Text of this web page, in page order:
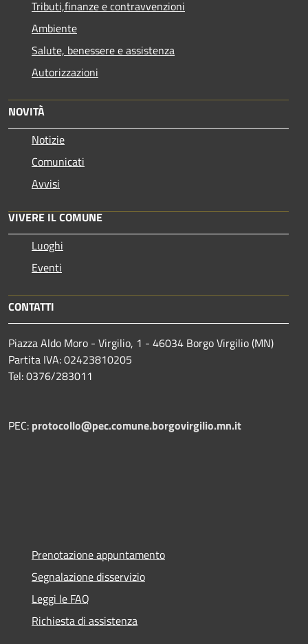
Tributi,finanze e contravvenzioni
Ambiente
Salute, benessere e assistenza
Autorizzazioni
NOVITÀ
Notizie
Comunicati
Avvisi
VIVERE IL COMUNE
Luoghi
Eventi
CONTATTI
Piazza Aldo Moro - Virgilio, 1 - 46034 Borgo Virgilio (MN)
Partita IVA: 02423810205
Tel: 0376/283011
PEC: protocollo@pec.comune.borgovirgilio.mn.it
Prenotazione appuntamento
Segnalazione disservizio
Leggi le FAQ
Richiesta di assistenza